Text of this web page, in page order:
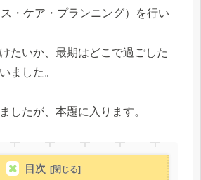
・ケア・プランニング）を行い
たいか、最期はどこで過ごした
ました。
したが、本題に入ります。
目次